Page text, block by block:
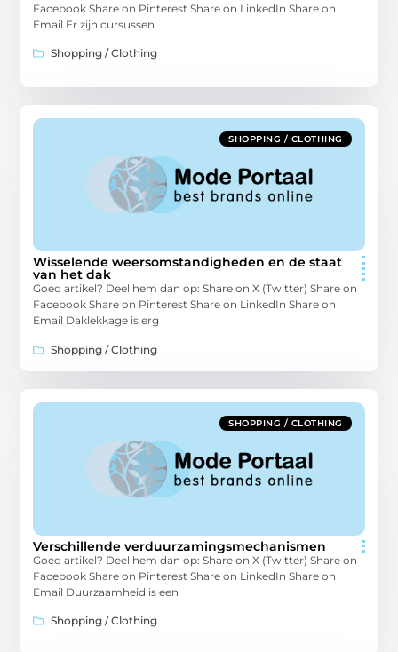
Facebook Share on Pinterest Share on LinkedIn Share on
Email Er zijn cursussen
Shopping / Clothing
SHOPPING / CLOTHING
Wisselende weersomstandigheden en de staat
van het dak
Goed artikel? Deel hem dan op: Share on X (Twitter) Share on
Facebook Share on Pinterest Share on LinkedIn Share on
Email Daklekkage is erg
Shopping / Clothing
SHOPPING / CLOTHING
Verschillende verduurzamingsmechanismen
Goed artikel? Deel hem dan op: Share on X (Twitter) Share on
Facebook Share on Pinterest Share on LinkedIn Share on
Email Duurzaamheid is een
Shopping / Clothing